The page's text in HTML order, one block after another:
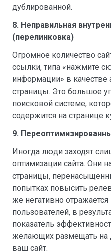
дублированной.
8. Неправильная
(перелинковка)
Огромное количество
ссылки, типа «нажмите
информации» в качестве
страницы. Это большое
поисковой системе,
содержится на странице
9.
Иногда люди заходят
оптимизации сайта. Они
страницы,
попытках повысить
же негативно
пользователей, в
показатель
желающих размещать на
ваш сайт.